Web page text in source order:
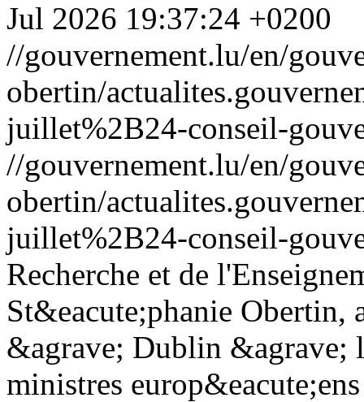
Jul 2026 19:37:24 +0200
//gouvernement.lu/en/
obertin/
juillet%2B24-conseil-
//gouvernement.lu/en/
obertin/
juillet%2B24-conseil-
Recherche et de
St&eacute;phanie
&agrave; Dublin &agrave;
ministres